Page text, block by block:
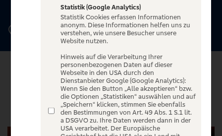
Reeperbahn 147, 20359 Hamburg
VERANSTALTUNGEN
Statistik (Google Analytics)
Statistik Cookies erfassen Informationen
anonym. Diese Informationen helfen uns zu
verstehen, wie unsere Besucher unsere
Website nutzen.
Hinweis auf die Verarbeitung Ihrer
personenbezogenen Daten auf dieser
Webseite in den USA durch den
Dienstanbieter Google (Google Analytics):
Wenn Sie den Button „Alle akzeptieren“ bzw.
die Optionen „Statistiken“ auswählen und auf
„Speichern“ klicken, stimmen Sie ebenfalls
den Bestimmungen von Art. 49 Abs. 1 S.1 lit.
a DSGVO zu. Ihre Daten werden dann in der
USA verarbeitet. Der Europäische